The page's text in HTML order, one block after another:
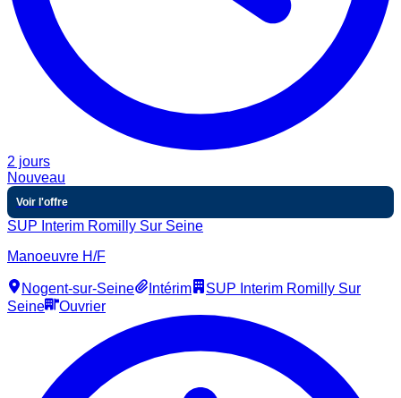
2 jours
Nouveau
Voir l'offre
SUP Interim Romilly Sur Seine
Manoeuvre H/F
Nogent-sur-Seine Intérim
SUP Interim Romilly Sur
Seine
Ouvrier